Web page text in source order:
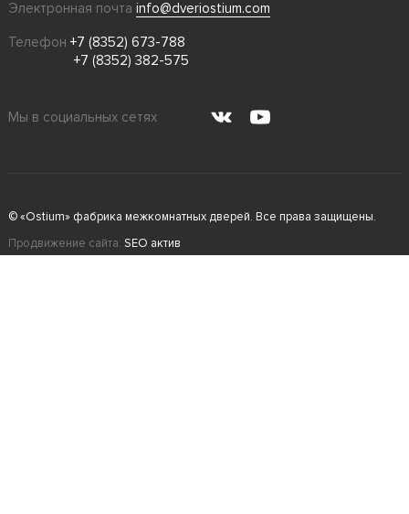
Электронная почта info@dveriostium.com
Телефон +7 (8352) 673-788
+7 (8352) 382-575
Мы в социальных сетях
© «Ostium» фабрика межкомнатных дверей. Все права защищены.
Продвижение сайта: SEO актив